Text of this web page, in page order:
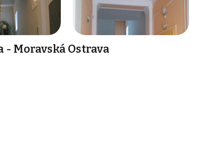
- Moravská Ostrava